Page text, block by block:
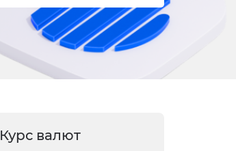
Курс валют